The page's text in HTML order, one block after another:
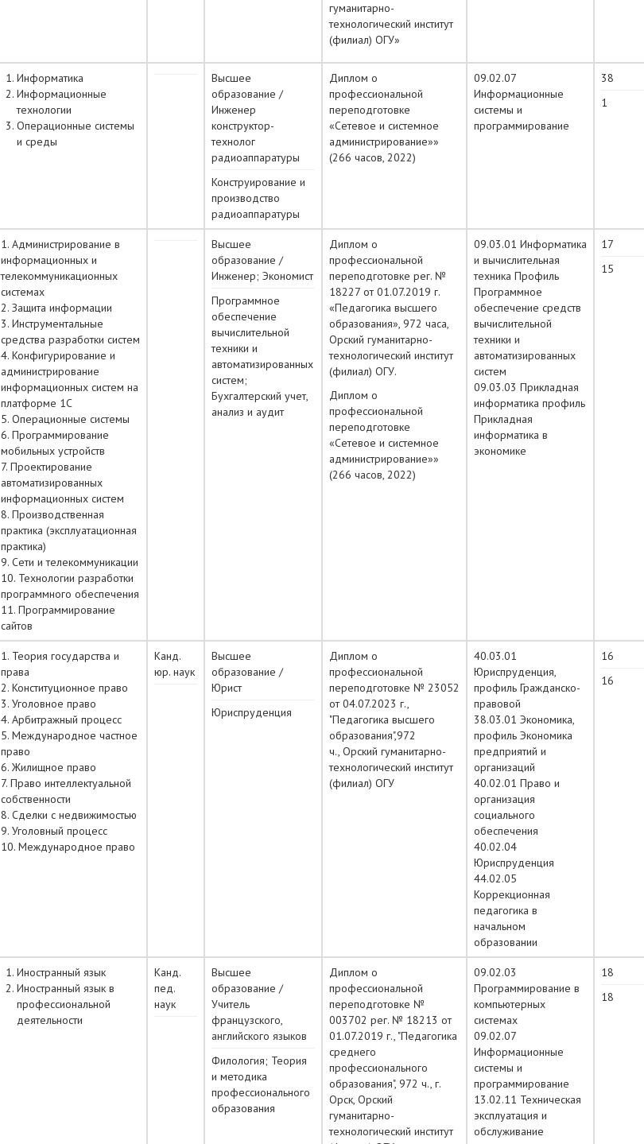
гуманитарно-
технологический институт
(филиал) ОГУ»
Информатика
Информационные
технологии
Операционные системы
и среды
Высшее
образование /
Инженер
конструктор-
технолог
радиоаппаратуры
Конструирование и
производство
радиоаппаратуры
Диплом о
профессиональной
переподготовке
«Сетевое и системное
администрирование»»
(266 часов, 2022)
09.02.07
Информационные
системы и
программирование
38
1
1. Администрирование в
информационных и
телекоммуникационных
системах
2. Защита информации
3. Инструментальные
средства разработки систем
4. Конфигурирование и
администрирование
информационных систем на
платформе 1С
5. Операционные системы
6. Программирование
мобильных устройств
7. Проектирование
автоматизированных
информационных систем
8. Производственная
практика (эксплуатационная
практика)
9. Сети и телекоммуникации
10. Технологии разработки
программного обеспечения
11. Программирование
сайтов
Высшее
образование /
Инженер; Экономист
Программное
обеспечение
вычислительной
техники и
автоматизированных
систем;
Бухгалтерский учет,
анализ и аудит
Диплом о
профессиональной
переподготовке рег. №
18227 от 01.07.2019 г.
«Педагогика высшего
образования», 972 часа,
Орский гуманитарно-
технологический институт
(филиал) ОГУ.
Диплом о
профессиональной
переподготовке
«Сетевое и системное
администрирование»»
(266 часов, 2022)
09.03.01 Информатика
и вычислительная
техника Профиль
Программное
обеспечение средств
вычислительной
техники и
автоматизированных
систем
09.03.03 Прикладная
информатика профиль
Прикладная
информатика в
экономике
17
15
1. Теория государства и
права
2. Конституционное право
3. Уголовное право
4. Арбитражный процесс
5. Международное частное
право
6. Жилищное право
7. Право интеллектуальной
собственности
8. Сделки с недвижимостью
9. Уголовный процесс
10. Международное право
Канд.
юр. наук
Высшее
образование /
Юрист
Юриспруденция
Диплом о
профессиональной
переподготовке № 23052
от 04.07.2023 г.,
"Педагогика высшего
образования",972
ч., Орский гуманитарно-
технологический институт
(филиал) ОГУ
40.03.01
Юриспруденция,
профиль Гражданско-
правовой
38.03.01 Экономика,
профиль Экономика
предприятий и
организаций
40.02.01 Право и
организация
социального
обеспечения
40.02.04
Юриспруденция
44.02.05
Коррекционная
педагогика в
начальном
образовании
16
16
Иностранный язык
Иностранный язык в
профессиональной
деятельности
Канд.
пед.
наук
Высшее
образование /
Учитель
французского,
английского языков
Филология; Теория
и методика
профессионального
образования
Диплом о
профессиональной
переподготовке №
003702 рег. № 18213 от
01.07.2019 г., "Педагогика
среднего
профессионального
образования", 972 ч., г.
Орск, Орский
гуманитарно-
технологический институт
09.02.03
Программирование в
компьютерных
системах
09.02.07
Информационные
системы и
программирование
13.02.11 Техническая
эксплуатация и
обслуживание
18
18